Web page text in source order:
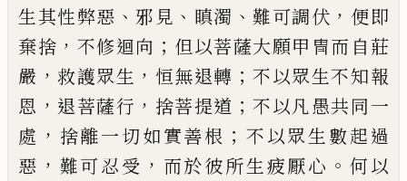
生其性弊惡 、 邪見 、 瞋濁 、難可調伏 ， 便即
棄捨 ， 不修迴向 ； 但以菩薩大願甲冑而自莊
嚴 ，救護眾生 ， 恒無退轉 ； 不以眾生不知報
恩 ， 退菩薩行 ， 捨菩提道 ； 不以凡愚共同一
處 ， 捨離一切如實善根 ； 不以眾生數起過
惡 ， 難可忍受 ， 而於彼所生疲厭心 。 何以